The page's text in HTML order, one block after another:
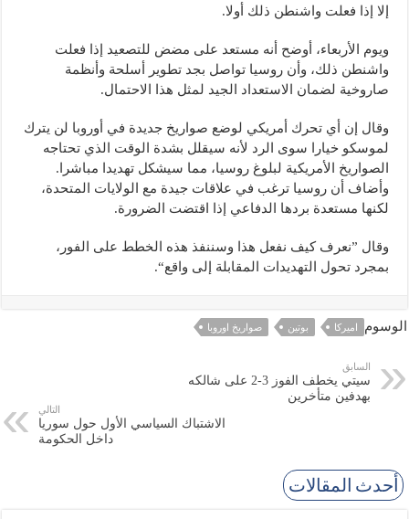
إلا إذا فعلت واشنطن ذلك أولا.
ويوم الأربعاء، أوضح أنه مستعد على مضض للتصعيد إذا فعلت
واشنطن ذلك، وأن روسيا تواصل بجد تطوير أسلحة وأنظمة
صاروخية لضمان الاستعداد الجيد لمثل هذا الاحتمال.
وقال إن أي تحرك أمريكي لوضع صواريخ جديدة في أوروبا لن يترك
لموسكو خيارا سوى الرد لأنه سيقلل بشدة الوقت الذي تحتاجه
الصواريخ الأمريكية لبلوغ روسيا، مما سيشكل تهديدا مباشرا.
وأضاف أن روسيا ترغب في علاقات جيدة مع الولايات المتحدة،
لكنها مستعدة بردها الدفاعي إذا اقتضت الضرورة.
وقال ”نعرف كيف نفعل هذا وسننفذ هذه الخطط على الفور،
بمجرد تحول التهديدات المقابلة إلى واقع“.
الوسوم اميركا بوتين صواريخ اوروبا
السابق
سيتي يخطف الفوز 3-2 على شالكه
بهدفين متأخرين
التالي
الاشتباك السياسي الأول حول سوريا
داخل الحكومة
أحدث المقالات